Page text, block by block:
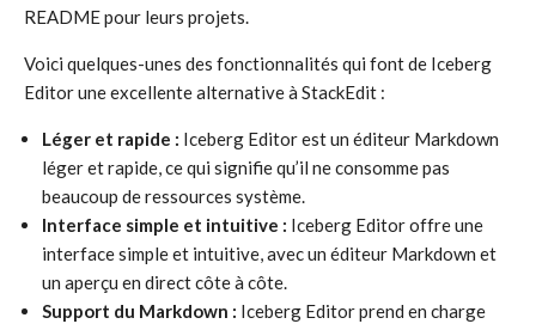
README pour leurs projets.
Voici quelques-unes des fonctionnalités qui font de Iceberg
Editor une excellente alternative à StackEdit :
Léger et rapide : Iceberg Editor est un éditeur Markdown
léger et rapide, ce qui signifie qu’il ne consomme pas
beaucoup de ressources système.
Interface simple et intuitive : Iceberg Editor offre une
interface simple et intuitive, avec un éditeur Markdown et
un aperçu en direct côte à côte.
Support du Markdown : Iceberg Editor prend en charge